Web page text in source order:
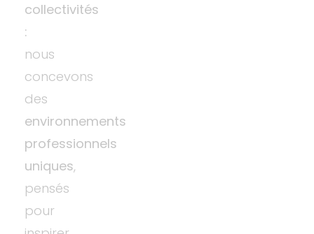
collectivités
:
nous
concevons
des
environnements
professionnels
uniques,
pensés
pour